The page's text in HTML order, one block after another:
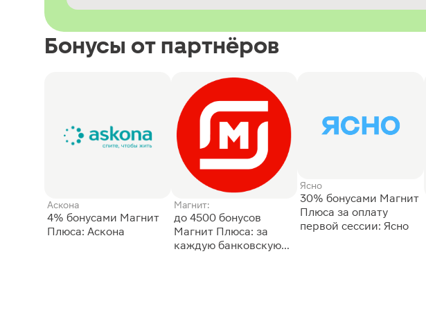
Бонусы от партнёров
Аскона
4% бонусами Магнит
Плюса: Аскона
Магнит:
до 4500 бонусов
Магнит Плюса: за
каждую банковскую
Ясно
30% бонусами Магнит
Плюса за оплату
первой сессии: Ясно